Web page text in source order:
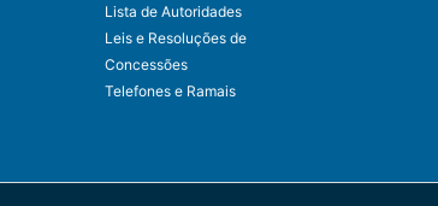
Lista de Autoridades
Leis e Resoluções de
Concessões
Telefones e Ramais